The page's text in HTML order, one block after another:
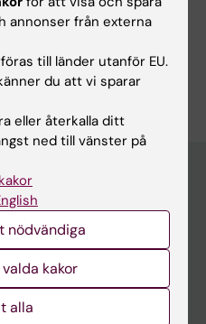
annonser från externa
till länder utanför EU.
du att vi sparar
eller återkalla ditt
ned till vänster på
nödvändiga
kakor
alla